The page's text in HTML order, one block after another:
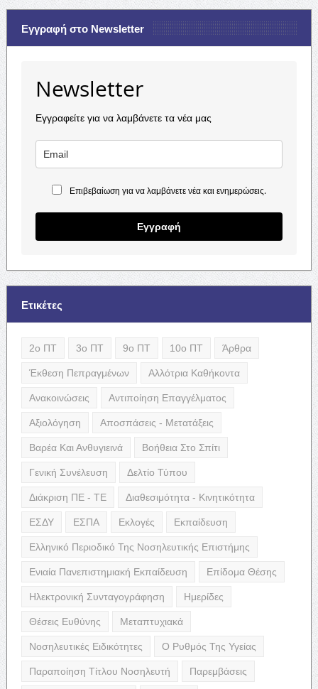
Εγγραφή στο Newsletter
Newsletter
Εγγραφείτε για να λαμβάνετε τα νέα μας
Επιβεβαίωση για να λαμβάνετε νέα και ενημερώσεις.
Εγγραφή
Ετικέτες
2ο ΠΤ 3ο ΠΤ 9ο ΠΤ 10ο ΠΤ Άρθρα
Έκθεση Πεπραγμένων Αλλότρια Καθήκοντα
Ανακοινώσεις Αντιποίηση Επαγγέλματος
Αξιολόγηση Αποσπάσεις - Μετατάξεις
Βαρέα Και Ανθυγιεινά Βοήθεια Στο Σπίτι
Γενική Συνέλευση Δελτίο Τύπου
Διάκριση ΠΕ - ΤΕ Διαθεσιμότητα - Κινητικότητα
ΕΣΔΥ ΕΣΠΑ Εκλογές Εκπαίδευση
Ελληνικό Περιοδικό Της Νοσηλευτικής Επιστήμης
Ενιαία Πανεπιστημιακή Εκπαίδευση Επίδομα Θέσης
Ηλεκτρονική Συνταγογράφηση Ημερίδες
Θέσεις Ευθύνης Μεταπτυχιακά
Νοσηλευτικές Ειδικότητες Ο Ρυθμός Της Υγείας
Παραποίηση Τίτλου Νοσηλευτή Παρεμβάσεις